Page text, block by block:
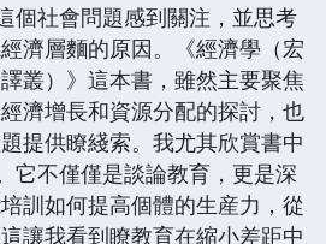
個社會問題感到關注，並思考
濟層麵的原因。《經濟學（宏
叢）》這本書，雖然主要聚焦
濟增長和資源分配的探討，也
提供瞭綫索。我尤其欣賞書中
它不僅僅是談論教育，更是深
訓如何提高個體的生産力，從
讓我看到瞭教育在縮小差距中